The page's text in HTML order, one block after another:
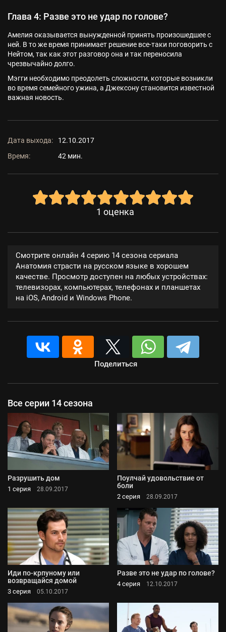
Глава 4: Разве это не удар по голове?
Амелия оказывается вынужденной принять произошедшее с
ней. В то же время принимает решение все-таки поговорить с
Нейтом, так как этот разговор она и так переносила
чрезвычайно долго.
Мэгги необходимо преодолеть сложности, которые возникли
во время семейного ужина, а Джексону становится известной
важная новость.
Дата выхода:
12.10.2017
Время:
42 мин.
1 оценка
Смотрите онлайн 4 серию 14 сезона сериала
Анатомия страсти на русском языке в хорошем
качестве. Просмотр доступен на любых устройствах:
телевизорах, компьютерах, телефонах и планшетах
на iOS, Android и Windows Phone.
Поделиться
Все серии 14 сезона
Разрушить дом
1 серия 28.09.2017
Поулчай удовольствие от
боли
2 серия 28.09.2017
Иди по-крпуному или
возвращайся домой
3 серия 05.10.2017
Разве это не удар по голове?
4 серия 12.10.2017